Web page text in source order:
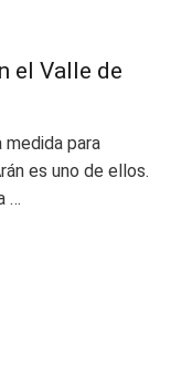
el Valle de
medida para
es uno de ellos.
…